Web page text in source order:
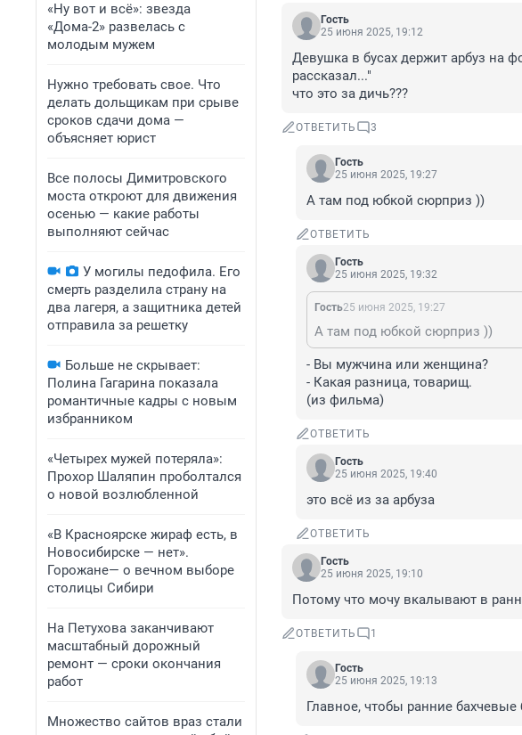
«Ну вот и всё»: звезда
«Дома-2» развелась с
молодым мужем
Нужно требовать свое. Что
делать дольщикам при срыве
сроков сдачи дома —
объясняет юрист
Все полосы Димитровского
моста откроют для движения
осенью — какие работы
выполняют сейчас
У могилы педофила. Его
смерть разделила страну на
два лагеря, а защитника детей
отправила за решетку
Больше не скрывает:
Полина Гагарина показала
романтичные кадры с новым
избранником
«Четырех мужей потеряла»:
Прохор Шаляпин проболтался
о новой возлюбленной
«В Красноярске жираф есть, в
Новосибирске — нет».
Горожане— о вечном выборе
столицы Сибири
На Петухова заканчивают
масштабный дорожный
ремонт — сроки окончания
работ
Множество сайтов враз стали
Гость
25 июня 2025, 19:12
Девушка в бусах держит арбуз на
рассказал..."
что это за дичь???
ОТВЕТИТЬ 3
Гость
25 июня 2025, 19:27
А там под юбкой сюрприз ))
ОТВЕТИТЬ
Гость
25 июня 2025, 19:32
Гость25 июня 2025, 19:27
А там под юбкой сюрприз ))
- Вы мужчина или женщина?
- Какая разница, товарищ.
(из фильма)
ОТВЕТИТЬ
Гость
25 июня 2025, 19:40
это всё из за арбуза
ОТВЕТИТЬ
Гость
25 июня 2025, 19:10
Потому что мочу вкалывают в
ОТВЕТИТЬ 1
Гость
25 июня 2025, 19:13
Главное, чтобы ранние